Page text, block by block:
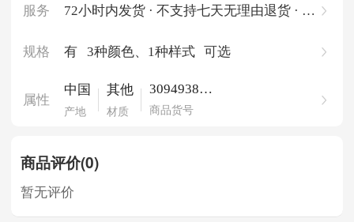
服务
72小时内发货 · 不支持七天无理由退货 · 一
规格
有 3种颜色、1种样式 可选
属性
中国
产地
其他
材质
309493835
837
商品货号
商品评价(0)
暂无评价